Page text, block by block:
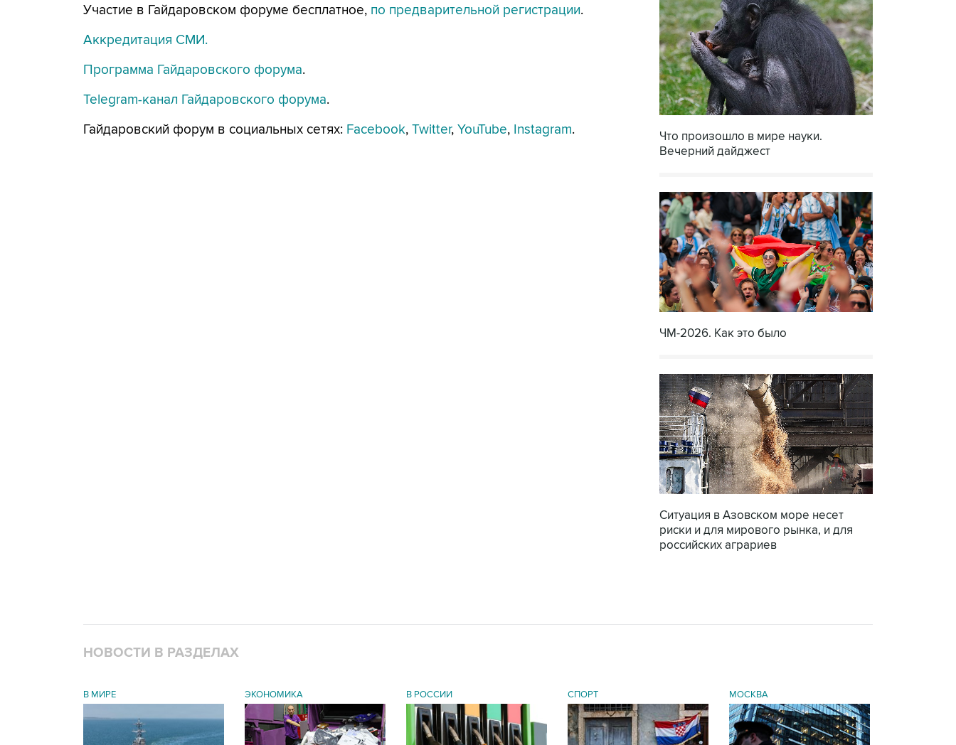
Участие в Гайдаровском форуме бесплатное, по предварительной регистрации.
Аккредитация СМИ.
Программа Гайдаровского форума.
Telegram-канал Гайдаровского форума.
Гайдаровский форум в социальных сетях: Facebook, Twitter, YouTube, Instagram.
Что произошло в мире науки.
Вечерний дайджест
ЧМ-2026. Как это было
Ситуация в Азовском море несет
риски и для мирового рынка, и для
российских аграриев
НОВОСТИ В РАЗДЕЛАХ
В МИРЕ ЭКОНОМИКА В РОССИИ СПОРТ МОСКВА